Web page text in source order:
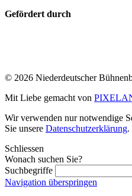
Gefördert durch
© 2026 Niederdeutscher
Mit Liebe gemacht von
Wir verwenden nur notwendige
Sie unsere Datenschutzerklärung.
Schliessen
Wonach suchen Sie?
Suchbegriffe
Navigation überspringen